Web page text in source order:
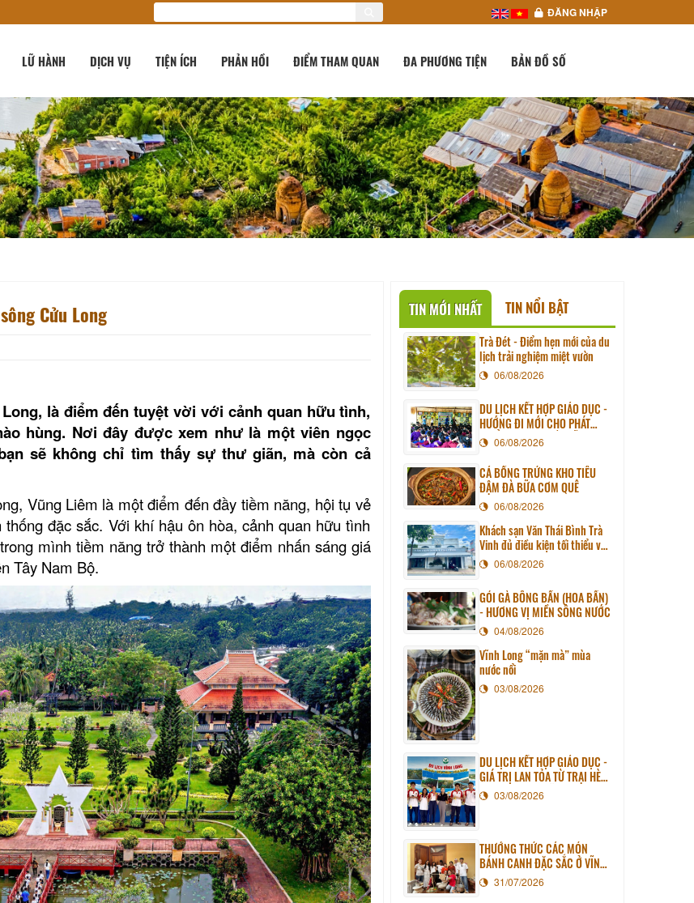
ĐĂNG NHẬP
LỮ HÀNH DỊCH VỤ TIỆN ÍCH PHẢN HỒI ĐIỂM THAM QUAN ĐA PHƯƠNG TIỆN BẢN ĐỒ SỐ
Cửu Long
là điểm đến tuyệt vời với cảnh quan hữu tình,
hùng. Nơi đây được xem như là một viên ngọc
sẽ không chỉ tìm thấy sự thư giãn, mà còn cả
Vũng Liêm là một điểm đến đầy tiềm năng, hội tụ vẻ
đặc sắc. Với khí hậu ôn hòa, cảnh quan hữu tình
mình tiềm năng trở thành một điểm nhấn sáng giá
Tây Nam Bộ.
TIN MỚI NHẤT TIN NỔI BẬT
Trà Đét - Điểm hẹn mới của du
lịch trải nghiệm miệt vườn
06/08/2026
DU LỊCH KẾT HỢP GIÁO DỤC -
HƯỚNG ĐI MỚI CHO PHÁT
TRIỂN DU LỊCH BỀN VỮNG
06/08/2026
CÁ BỐNG TRỨNG KHO TIÊU
ĐẬM ĐÀ BỮA CƠM QUÊ
06/08/2026
Khách sạn Văn Thái Bình Trà
Vinh đủ điều kiện tối thiểu về
cơ sở vật chất kỹ thuật và
dịch vụ của cơ sở lưu trú du
lịch
06/08/2026
GỎI GÀ BÔNG BẦN (HOA BẦN)
- HƯƠNG VỊ MIỀN SÔNG NƯỚC
04/08/2026
Vĩnh Long “mặn mà” mùa
nước nổi
03/08/2026
DU LỊCH KẾT HỢP GIÁO DỤC -
GIÁ TRỊ LAN TỎA TỪ TRẠI HÈ
PHƯƠNG NAM NĂM 2026
03/08/2026
THƯỞNG THỨC CÁC MÓN
BÁNH CANH ĐẶC SẮC Ở VĨNH
LONG31/07/2026